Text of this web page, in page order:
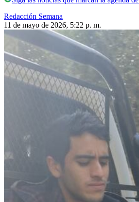
Redacción Semana
11 de mayo de 2026, 5:22 p. m.